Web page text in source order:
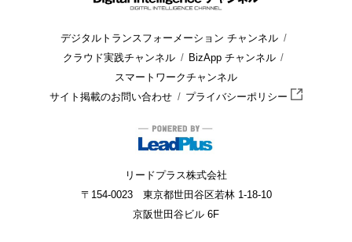
デジタルトランスフォーメーション チャンネル
クラウド実践チャンネル
BizApp チャンネル
スマートワークチャンネル
サイト掲載のお問い合わせ
プライバシーポリシー
リードプラス株式会社
〒154-0023 東京都世田谷区若林 1-18-10
京阪世田谷ビル 6F